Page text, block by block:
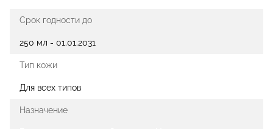
Срок годности до
250 мл - 01.01.2031
Тип кожи
Для всех типов
Назначение